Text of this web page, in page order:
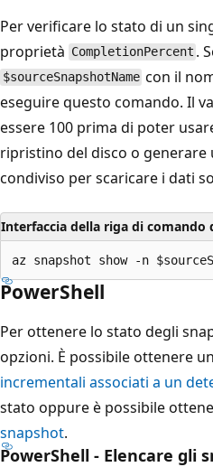
Per verificare lo stato di un
proprietà CompletionPercent .
$sourceSnapshotName con il
eseguire questo comando. Il
essere 100 prima di poter
ripristino del disco o generare
condiviso per scaricare i dati
Interfaccia della riga di comando
PowerShell
Per ottenere lo stato degli
opzioni. È possibile ottenere un
incrementali associati a un
stato oppure è possibile
snapshot.
PowerShell - Elencare gli